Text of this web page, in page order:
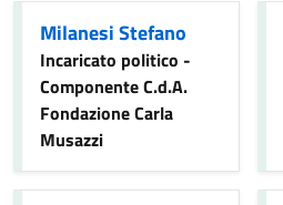
Milanesi Stefano
Incaricato politico -
Componente C.d.A.
Fondazione Carla
Musazzi